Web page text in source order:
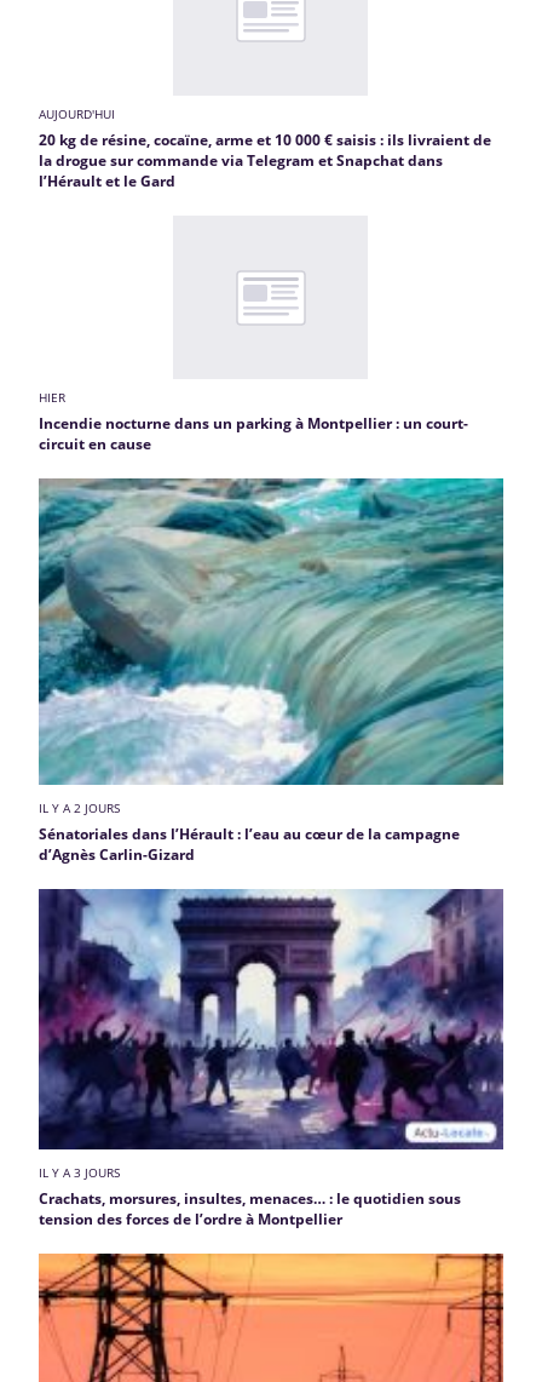
AUJOURD'HUI
20 kg de résine, cocaïne, arme et 10 000 € saisis : ils livraient de
la drogue sur commande via Telegram et Snapchat dans
l’Hérault et le Gard
HIER
Incendie nocturne dans un parking à Montpellier : un court-
circuit en cause
IL Y A 2 JOURS
Sénatoriales dans l’Hérault : l’eau au cœur de la campagne
d’Agnès Carlin-Gizard
IL Y A 3 JOURS
Crachats, morsures, insultes, menaces… : le quotidien sous
tension des forces de l’ordre à Montpellier